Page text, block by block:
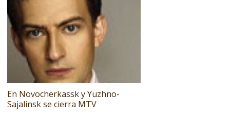
En Novocherkassk y Yuzhno-
Sajalinsk se cierra MTV